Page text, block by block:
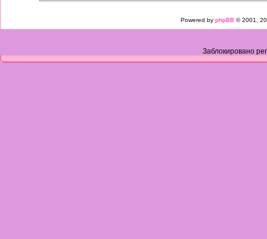
Powered by phpBB © 2001,
Заблокировано